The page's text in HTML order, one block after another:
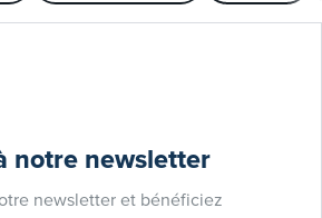
notre newsletter
newsletter et bénéficiez